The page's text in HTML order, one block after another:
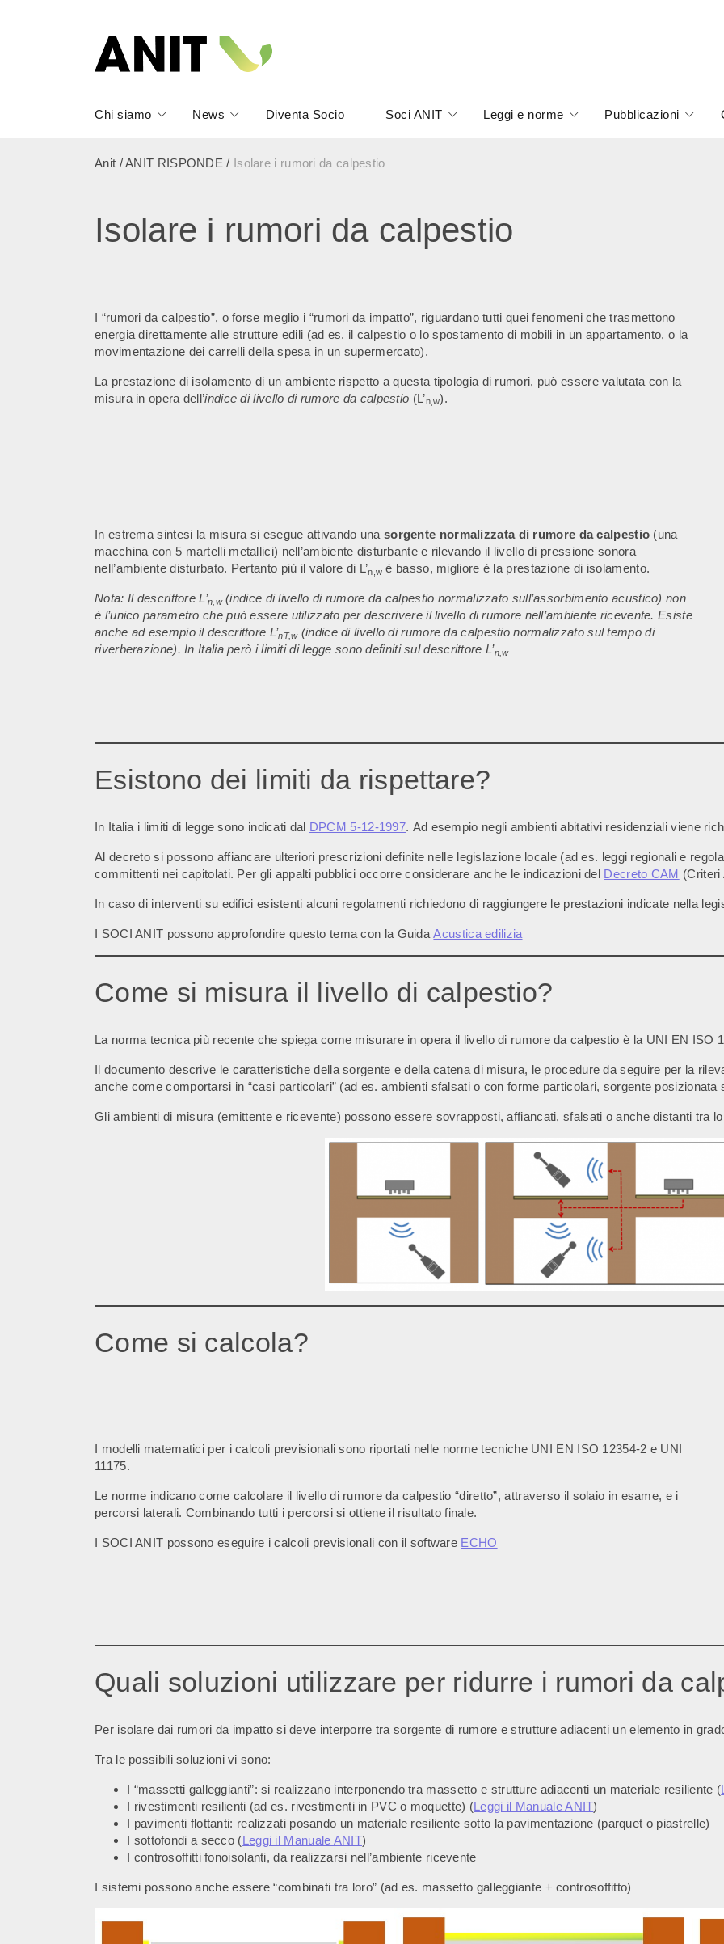
Chi siamo News Diventa Socio Soci ANIT Leggi e norme Pubblicazioni
Anit /ANIT RISPONDE / Isolare i rumori da calpestio
Isolare i rumori da calpestio
I “rumori da calpestio”, o forse meglio i “rumori da impatto”, riguardano tutti quei fenomeni che trasmettono
energia direttamente alle strutture edili (ad es. il calpestio o lo spostamento di mobili in un appartamento, o la
movimentazione dei carrelli della spesa in un supermercato).
La prestazione di isolamento di un ambiente rispetto a questa tipologia di rumori, può essere valutata con la
misura in opera dell’indice di livello di rumore da calpestio (L’n,w).
In estrema sintesi la misura si esegue attivando una sorgente normalizzata di rumore da calpestio (una
macchina con 5 martelli metallici) nell’ambiente disturbante e rilevando il livello di pressione sonora
nell’ambiente disturbato. Pertanto più il valore di L’n,w è basso, migliore è la prestazione di isolamento.
Nota: Il descrittore L’n,w(indice di livello di rumore da calpestio normalizzato sull’assorbimento acustico) non
è l’unico parametro che può essere utilizzato per descrivere il livello di rumore nell’ambiente ricevente. Esiste
anche ad esempio il descrittore L’nT,w(indice di livello di rumore da calpestio normalizzato sul tempo di
riverberazione). In Italia però i limiti di legge sono definiti sul descrittore L’n,w
Esistono dei limiti da rispettare?
In Italia i limiti di legge sono indicati dal DPCM 5-12-1997. Ad esempio negli ambienti abitativi residenziali viene
Al decreto si possono affiancare ulteriori prescrizioni definite nelle legislazione locale (ad es. leggi regionali e
committenti nei capitolati. Per gli appalti pubblici occorre considerare anche le indicazioni del Decreto CAM (Criteri
In caso di interventi su edifici esistenti alcuni regolamenti richiedono di raggiungere le prestazioni indicate nella
I SOCI ANIT possono approfondire questo tema con la GuidaAcustica edilizia
Come si misura il livello di calpestio?
La norma tecnica più recente che spiega come misurare in opera il livello di rumore da calpestio è la UNI EN ISO
Il documento descrive le caratteristiche della sorgente e della catena di misura, le procedure da seguire per la
anche come comportarsi in “casi particolari” (ad es. ambienti sfalsati o con forme particolari, sorgente posizionata
Gli ambienti di misura (emittente e ricevente) possono essere sovrapposti, affiancati, sfalsati o anche distanti tra
Come si calcola?
I modelli matematici per i calcoli previsionali sono riportati nelle norme tecniche UNI EN ISO 12354-2 e UNI
11175.
Le norme indicano come calcolare il livello di rumore da calpestio “diretto”, attraverso il solaio in esame, e i
percorsi laterali. Combinando tutti i percorsi si ottiene il risultato finale.
I SOCI ANIT possono eseguire i calcoli previsionali con il software ECHO
Quali soluzioni utilizzare per ridurre i rumori da
Per isolare dai rumori da impatto si deve interporre tra sorgente di rumore e strutture adiacenti un elemento in
Tra le possibili soluzioni vi sono:
I “massetti galleggianti”: si realizzano interponendo tra massetto e strutture adiacenti un materiale resiliente (
I rivestimenti resilienti (ad es. rivestimenti in PVC o moquette) (Leggi il Manuale ANIT)
I pavimenti flottanti: realizzati posando un materiale resiliente sotto la pavimentazione (parquet o piastrelle)
I sottofondi a secco (Leggi il Manuale ANIT)
I controsoffitti fonoisolanti, da realizzarsi nell’ambiente ricevente
I sistemi possono anche essere “combinati tra loro” (ad es. massetto galleggiante + controsoffitto)